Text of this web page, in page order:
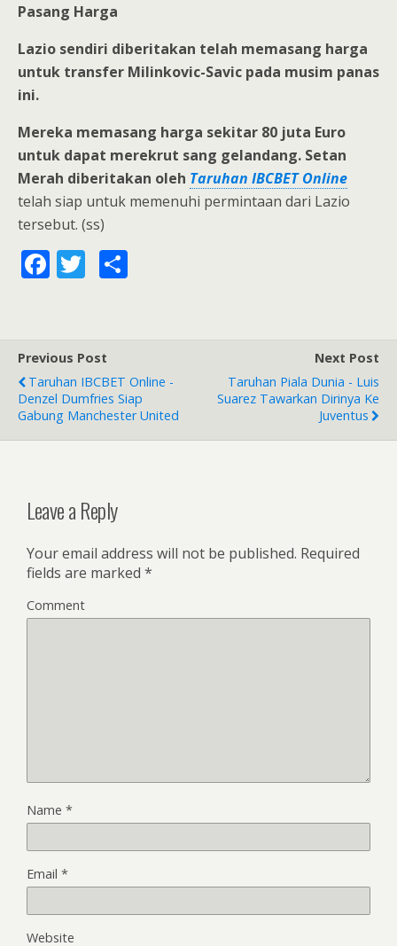
Pasang Harga
Lazio sendiri diberitakan telah memasang harga
untuk transfer Milinkovic-Savic pada musim panas
ini.
Mereka memasang harga sekitar 80 juta Euro
untuk dapat merekrut sang gelandang. Setan
Merah diberitakan oleh Taruhan IBCBET Online
telah siap untuk memenuhi permintaan dari Lazio
tersebut. (ss)
F
b
o
o
k
T
er
Previous Post
Taruhan IBCBET Online -
Denzel Dumfries Siap
Gabung Manchester United
Next Post
Taruhan Piala Dunia - Luis
Suarez Tawarkan Dirinya Ke
Juventus
Leave a Reply
Your email address will not be published. Required
fields are marked *
Comment
Name *
Email *
Website